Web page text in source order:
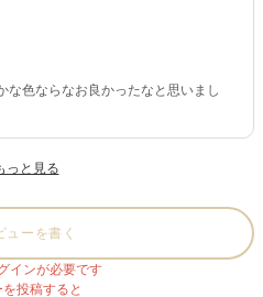
な色ならなお良かったなと思いまし
っと見る
ューを書く
インが必要です
を投稿すると